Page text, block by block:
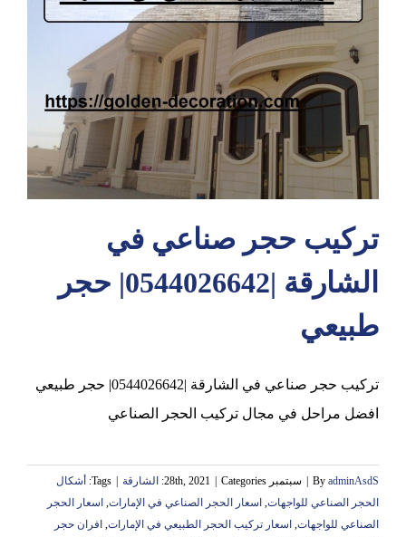
تركيب حجر صناعي في
الشارقة |0544026642| حجر
طبيعي
تركيب حجر صناعي في الشارقة |0544026642| حجر طبيعي
افضل مراحل في مجال تركيب الحجر الصناعي
By adminAsdS سبتمبر 28th, 2021 Categories: الشارقة Tags:
أشكال
الحجر الصناعي للواجهات, اسعار الحجر الصناعي في الإمارات, اسعار الحجر
الصناعي للواجهات, اسعار تركيب الحجر الطبيعي في الإمارات, افران حجر